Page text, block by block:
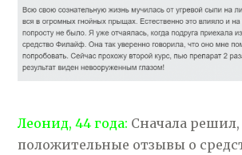
Леонид, 44 года: Сначала решил,
положительные отзывы о